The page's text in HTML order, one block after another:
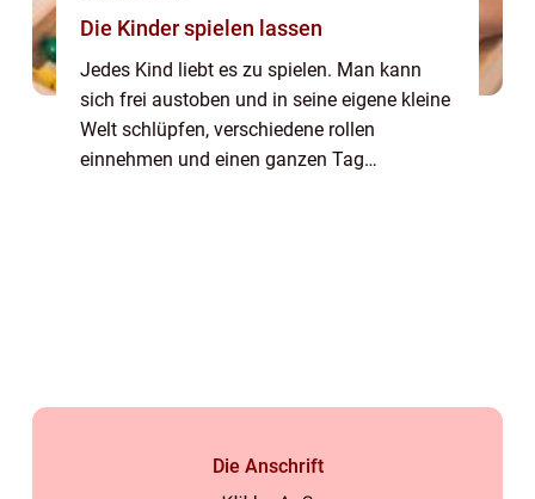
Die Kinder spielen lassen
Jedes Kind liebt es zu spielen. Man kann
sich frei austoben und in seine eigene kleine
Welt schlüpfen, verschiedene rollen
einnehmen und einen ganzen Tag
Die Anschrift